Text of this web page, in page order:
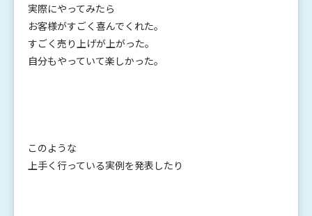
実際にやってみたら
お客様がすごく喜んでくれた。
すごく売り上げが上がった。
自分もやっていて楽しかった。
このような
上手く行っている実例を発表したり